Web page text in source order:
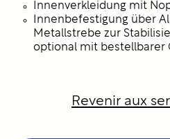
Innenverkleidung mit
Innenbefestigung über
Metallstrebe zur
optional mit bestellbarer
Revenir aux